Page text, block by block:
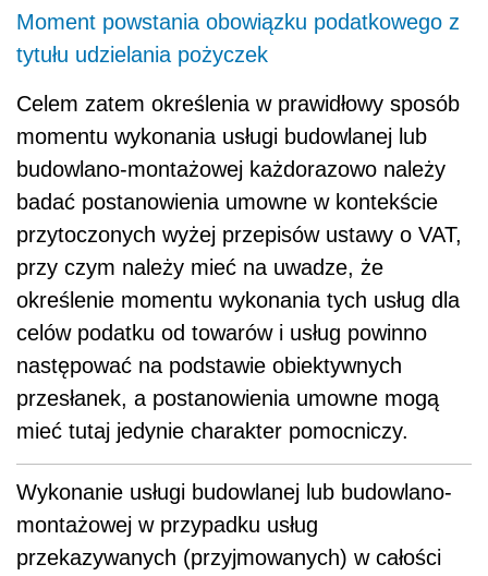
Moment powstania obowiązku podatkowego z
tytułu udzielania pożyczek
Celem zatem określenia w prawidłowy sposób
momentu wykonania usługi budowlanej lub
budowlano-montażowej każdorazowo należy
badać postanowienia umowne w kontekście
przytoczonych wyżej przepisów ustawy o VAT,
przy czym należy mieć na uwadze, że
określenie momentu wykonania tych usług dla
celów podatku od towarów i usług powinno
następować na podstawie obiektywnych
przesłanek, a postanowienia umowne mogą
mieć tutaj jedynie charakter pomocniczy.
Wykonanie usługi budowlanej lub budowlano-
montażowej w przypadku usług
przekazywanych (przyjmowanych) w całości